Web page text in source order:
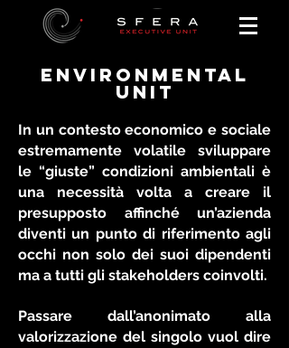
In un contesto economico e sociale
estremamente volatile sviluppare
le “giuste” condizioni ambientali è
una necessità volta a creare il
presupposto affinché un’azienda
diventi un punto di riferimento agli
occhi non solo dei suoi dipendenti
ma a tutti gli stakeholders coinvolti.
Passare dall’anonimato alla
valorizzazione del singolo vuol dire
Environmental
UNIT